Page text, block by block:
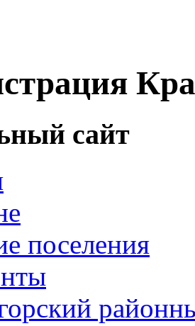
сайт
поселения